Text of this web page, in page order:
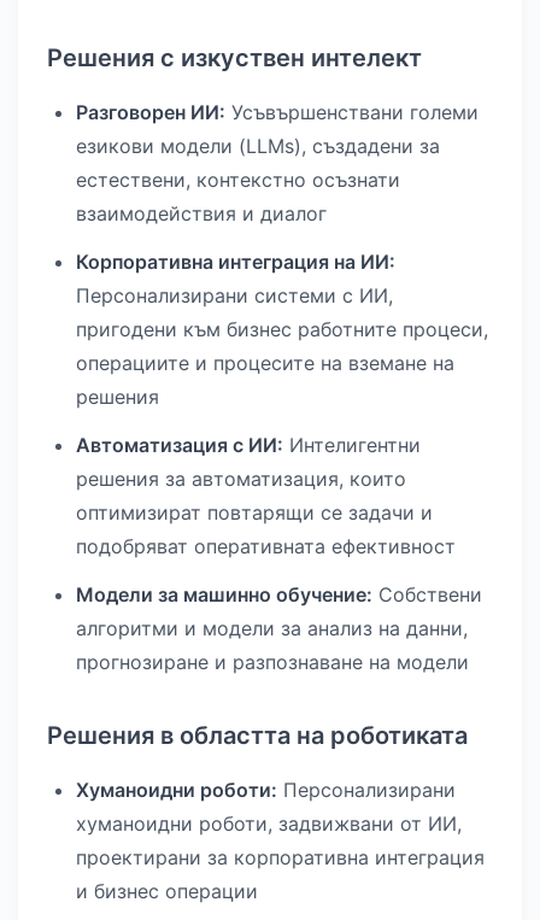
Решения с изкуствен интелект
Разговорен ИИ: Усъвършенствани големи
езикови модели (LLMs), създадени за
естествени, контекстно осъзнати
взаимодействия и диалог
Корпоративна интеграция на ИИ:
Персонализирани системи с ИИ,
пригодени към бизнес работните процеси,
операциите и процесите на вземане на
решения
Автоматизация с ИИ: Интелигентни
решения за автоматизация, които
оптимизират повтарящи се задачи и
подобряват оперативната ефективност
Модели за машинно обучение: Собствени
алгоритми и модели за анализ на данни,
прогнозиране и разпознаване на модели
Решения в областта на роботиката
Хуманоидни роботи: Персонализирани
хуманоидни роботи, задвижвани от ИИ,
проектирани за корпоративна интеграция
и бизнес операции